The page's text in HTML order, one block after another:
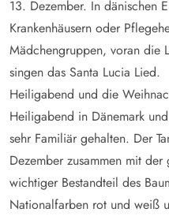
13. Dezember. In dänischen
Krankenhäusern oder
Mädchengruppen, voran die
singen das Santa Lucia Lied.
Heiligabend und die
Heiligabend in Dänemark
sehr Familiär gehalten. Der
Dezember zusammen mit
wichtiger Bestandteil des
Nationalfarben rot und weiß